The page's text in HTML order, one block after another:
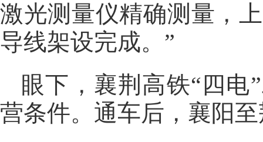
激光测量仪精确测量，
导线架设完成。”
眼下，襄荆高铁“四电
营条件。通车后，襄阳